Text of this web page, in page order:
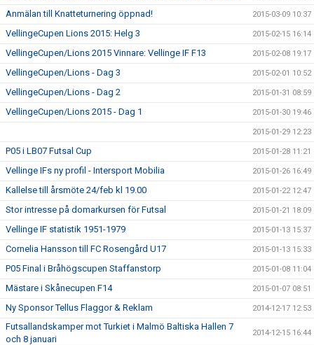
Anmälan till Knatteturnering öppnad! 2015-03-09 10:37
VellingeCupen Lions 2015: Helg 3 2015-02-15 16:14
VellingeCupen/Lions 2015 Vinnare: Vellinge IF F13 2015-02-08 19:17
VellingeCupen/Lions - Dag 3 2015-02-01 10:52
VellingeCupen/Lions - Dag 2 2015-01-31 08:59
VellingeCupen/Lions 2015 - Dag 1 2015-01-30 19:46
2015-01-29 12:23
P05 i LB07 Futsal Cup 2015-01-28 11:21
Vellinge IFs ny profil - Intersport Mobilia 2015-01-26 16:49
Kallelse till årsmöte 24/feb kl 19.00 2015-01-22 12:47
Stor intresse på domarkursen för Futsal 2015-01-21 18:09
Vellinge IF statistik 1951-1979 2015-01-13 15:37
Cornelia Hansson till FC Rosengård U17 2015-01-13 15:33
P05 Final i Bråhögscupen Staffanstorp 2015-01-08 11:04
Mästare i Skånecupen F14 2015-01-07 08:51
Ny Sponsor Tellus Flaggor & Reklam 2014-12-17 12:53
Futsallandskamper mot Turkiet i Malmö Baltiska Hallen 7
och 8 januari
2014-12-15 16:44